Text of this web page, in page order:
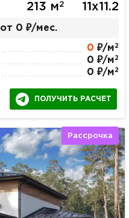
213 м2 11х11.2
от 0 ₽/мес.
0 ₽/м 2
0 ₽/м 2
0 ₽/м 2
ПОЛУЧИТЬ РАСЧЕТ
Рассрочка